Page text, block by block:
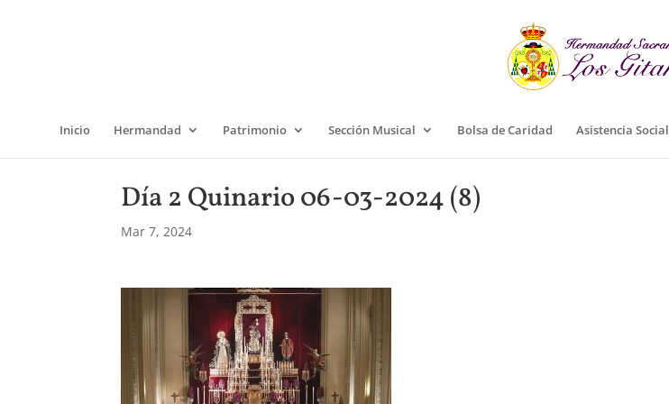
Inicio Hermandad Patrimonio Sección Musical Bolsa de Caridad Asistencia Social
Día 2 Quinario 06-03-2024 (8)
Mar 7, 2024